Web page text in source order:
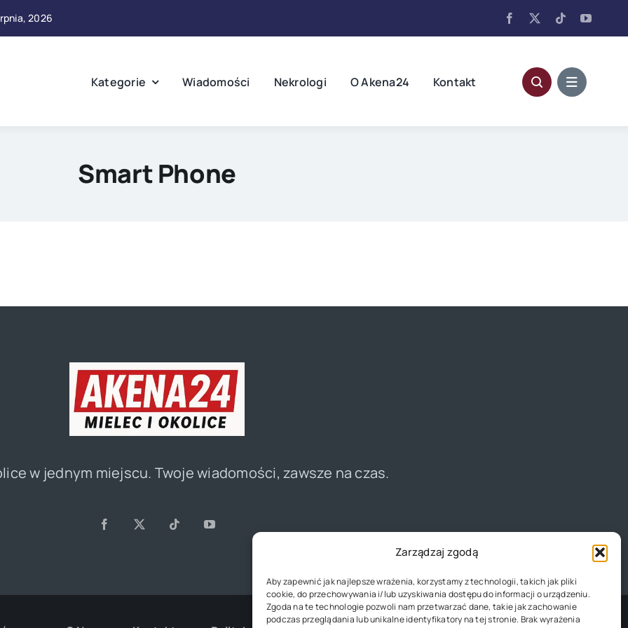
Zarządzaj zgodą
Aby zapewnić jak najlepsze wrażenia, korzystamy z technologii, takich jak pliki
cookie, do przechowywania i/lub uzyskiwania dostępu do informacji o urządzeniu.
Zgoda na te technologie pozwoli nam przetwarzać dane, takie jak zachowanie
podczas przeglądania lub unikalne identyfikatory na tej stronie. Brak wyrażenia
2026
Kategorie Wiadomości Nekrologi O Akena24 Kontakt
Smart Phone
w jednym miejscu. Twoje wiadomości, zawsze na czas.